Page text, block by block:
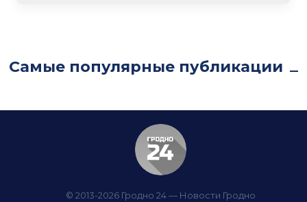
Самые популярные публикации
© 2013-2026 Гродно 24 — Новости Гродно